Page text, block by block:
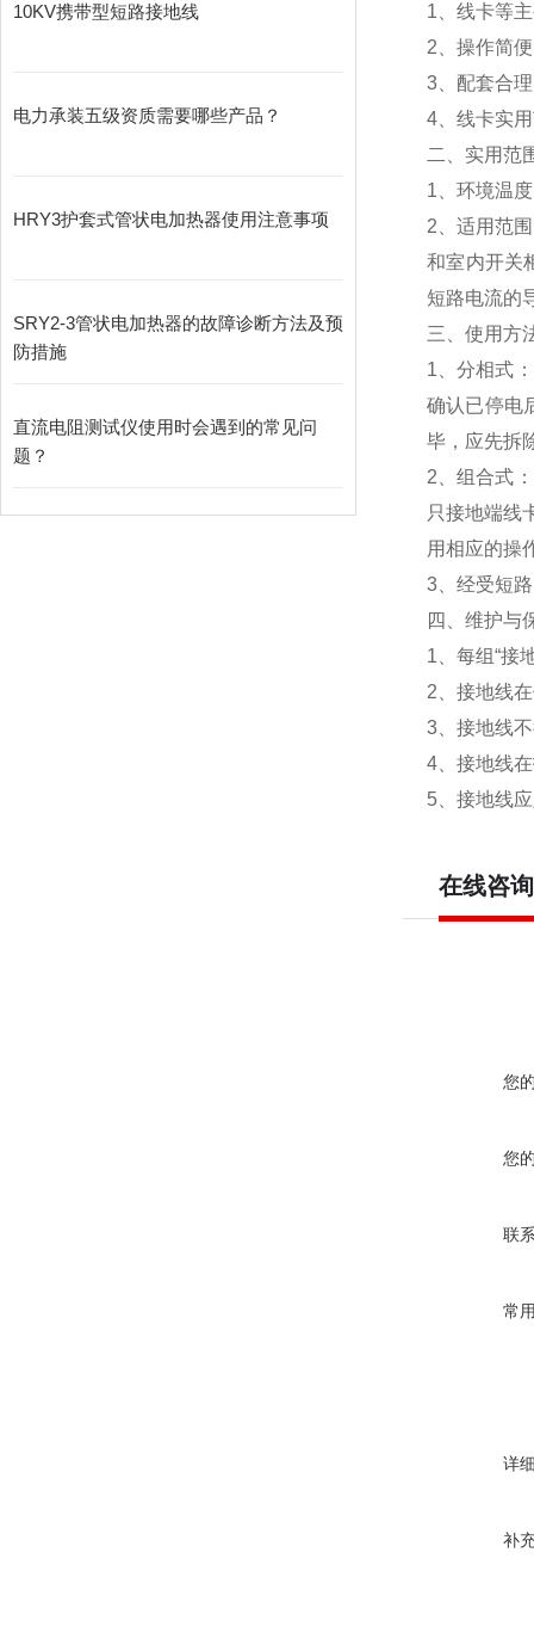
10KV携带型短路接地线
电力承装五级资质需要哪些产品？
HRY3护套式管状电加热器使用注意事项
SRY2-3管状电加热器的故障诊断方法及预
防措施
直流电阻测试仪使用时会遇到的常见问
题？
1、线卡等
2、操作简
3、配套合
4、线卡实
二、实用范
1、环境温
2、适用范
和室内开关
短路电流的
三、使用方
1、分相式
确认已停电
毕，应先拆
2、组合式
只接地端线
用相应的操
3、经受短
四、维护与
1、每组“接
2、接地线
3、接地线
4、接地线
5、接地线
在线咨询
您
您
联
常
详
补